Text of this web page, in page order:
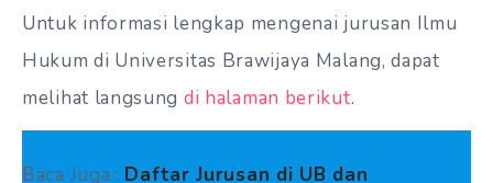
Untuk informasi lengkap mengenai jurusan Ilmu
Hukum di Universitas Brawijaya Malang, dapat
melihat langsung di halaman berikut.
Baca Juga : Daftar Jurusan di UB dan